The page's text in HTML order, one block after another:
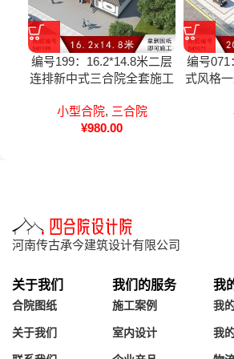
编号199：16.2*14.8米二层
连排新中式三合院全套施工
小型合院, 三合院
¥980.00
编号071
式风格
河南传古承今建筑设计有限公司
关于我们
合院图纸
关于我们
我们的服务
施工案例
室内设计
我
我
我